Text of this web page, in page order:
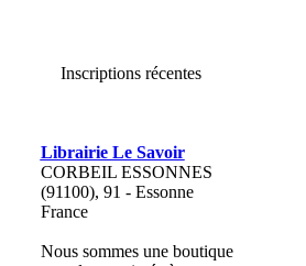
Inscriptions récentes
Librairie Le Savoir
CORBEIL ESSONNES
(91100), 91 - Essonne
France
Nous sommes une boutique